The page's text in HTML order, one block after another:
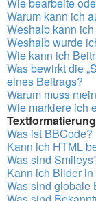
Warum kann ich
Weshalb kann
Weshalb wurde
Wie kann ich
Was bewirkt die
eines Beitrags?
Warum muss
Wie markiere ich
Was ist BBCode?
Kann ich HTML
Was sind
Kann ich Bilder
Was sind globale